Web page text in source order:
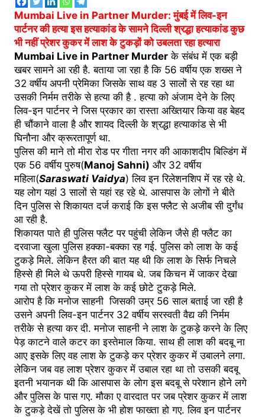
Mumbai Live in Partner Murder: मुंबई में लिव-इन
पार्टनर की हत्या इस हत्याकांड के सामने दिल्ली श्रद्धा हत्याकांड कुछ
भी नहीं प्रेशर कुकर में लाश के टुकड़ों को उबलता रहा हत्यारा
Mumbai Live in Partner Murder के संबंध में एक बड़ी
खबर सामने आ रही है. बताया जा रहा है कि 56 वर्षीय एक शख्स ने
32 वर्षीय अपनी प्रेमिका जिसके साथ वह 3 सालों से रह रहा था
उसकी निर्मम तरीके से हत्या की है . हत्या को अंजाम देने के लिए
लिव-इन पार्टनर ने जिस प्रकार का रास्ता अख्तियार किया वह बेहद
ही चौंकाने वाला है और शायद दिल्ली के श्रद्धा हत्याकांड से भी
घिनौना और क्रूरतापूर्ण था.
पुलिस की माने तो मीरा रोड पर गीता नगर की आकाशदीप बिल्डिंग में
एक 56 वर्षीय पुरुष(Manoj Sahni) और 32 वर्षीय
महिला(Saraswati Vaidya) लिव इन रिलेशनशिप में रह रहे थे.
यह लोग यहां 3 सालों से यहां रह रहे थे. आसपास के लोगों ने बीते
दिन पुलिस से शिकायत दर्ज कराई कि इस फ्लैट से अजीब सी दुर्गंध
आ रही है.
शिकायत पाते ही पुलिस फ्लैट पर पहुंची लेकिन जैसे ही फ्लैट का
दरवाजा खुला पुलिस हक्का-बक्का रह गई. पुलिस को लाश के कई
टुकड़े मिले. लेकिन हैरत की बात यह थी कि लाश के सिर्फ निचले
हिस्से ही मिले थे ऊपरी हिस्से गायब थे. जब किचन में जाकर देखा
गया तो प्रेशर कुकर में लाश के कई छोटे टुकड़े मिले.
आरोप है कि मनोज साहनी जिसकी उम्र 56 साल बताई जा रही है
उसने अपनी लिव-इन पार्टनर 32 वर्षीय सरस्वती वैद्य की निर्मम
तरीके से हत्या कर दी. मनोज साहनी ने लाश के टुकड़े करने के लिए
पेड़ काटने वाले कटर का इस्तेमाल किया. साथ ही लाश की बदबू ना
आए इसके लिए वह लाश के टुकड़े कर प्रेशर कुकर में उबालने लगा.
लेकिन जब वह लाश प्रेशर कुकर में उबाल रहा था तो उसकी बदबू
इतनी भयानक थी कि आसपास के लोग इस बदबू से परेशान होने लगे
और पुलिस के पास गए. मौका ए वारदात पर जब प्रेशर कुकर में लाश
के टुकड़े देखें तो पुलिस के भी होश फाख्ता हो गए. लिव इन पार्टनर